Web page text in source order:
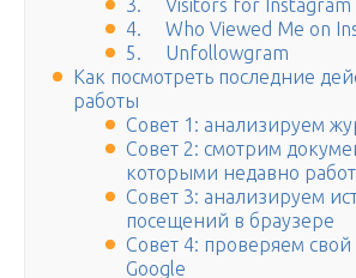
3. Visitors for Instagram
4. Who Viewed Me on
5. Unfollowgram
Как посмотреть последние
работы
Совет 1: анализируем
Совет 2: смотрим
которыми недавно
Совет 3: анализируем
посещений в браузере
Совет 4: проверяем
Google